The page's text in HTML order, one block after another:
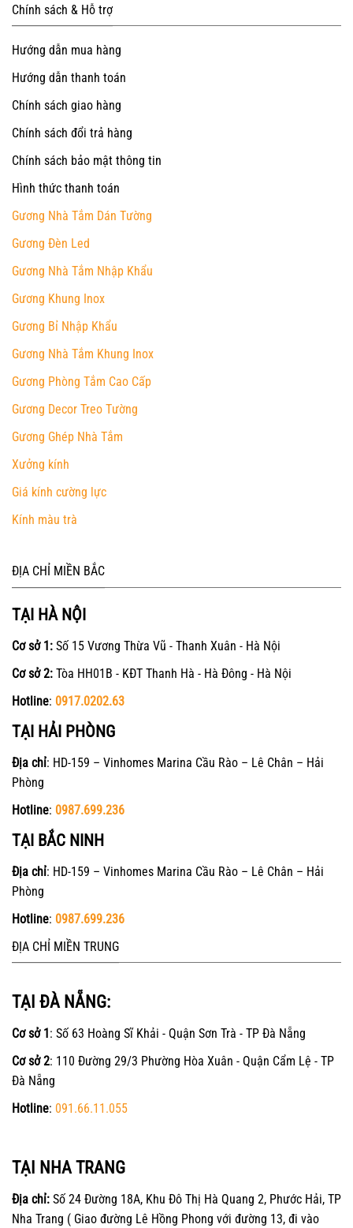
Chính sách & Hỗ trợ
Hướng dẫn mua hàng
Hướng dẫn thanh toán
Chính sách giao hàng
Chính sách đổi trả hàng
Chính sách bảo mật thông tin
Hình thức thanh toán
Gương Nhà Tắm Dán Tường
Gương Đèn Led
Gương Nhà Tắm Nhập Khẩu
Gương Khung Inox
Gương Bỉ Nhập Khẩu
Gương Nhà Tắm Khung Inox
Gương Phòng Tắm Cao Cấp
Gương Decor Treo Tường
Gương Ghép Nhà Tắm
Xưởng kính
Giá kính cường lực
Kính màu trà
ĐỊA CHỈ MIỀN BẮC
TẠI HÀ NỘI
Cơ sở 1: Số 15 Vương Thừa Vũ - Thanh Xuân - Hà Nội
Cơ sở 2: Tòa HH01B - KĐT Thanh Hà - Hà Đông - Hà Nội
Hotline: 0917.0202.63
TẠI HẢI PHÒNG
Địa chỉ: HD-159 – Vinhomes Marina Cầu Rào – Lê Chân – Hải
Phòng
Hotline: 0987.699.236
TẠI BẮC NINH
Địa chỉ: HD-159 – Vinhomes Marina Cầu Rào – Lê Chân – Hải
Phòng
Hotline: 0987.699.236
ĐỊA CHỈ MIỀN TRUNG
TẠI ĐÀ NẴNG:
Cơ sở 1: Số 63 Hoàng Sĩ Khải - Quận Sơn Trà - TP Đà Nẵng
Cơ sở 2: 110 Đường 29/3 Phường Hòa Xuân - Quận Cẩm Lệ - TP
Đà Nẵng
Hotline: 091.66.11.055
TẠI NHA TRANG
Địa chỉ: Số 24 Đường 18A, Khu Đô Thị Hà Quang 2, Phước Hải, TP
Nha Trang ( Giao đường Lê Hồng Phong với đường 13, đi vào